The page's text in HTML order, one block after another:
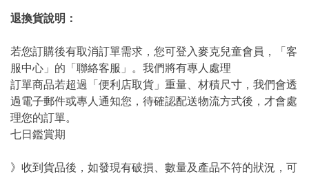
退換貨說明：
若您訂購後有取消訂單需求，您可登入麥克兒童會員，「客
服中心」的「聯絡客服」。我們將有專人處理
訂單商品若超過「便利店取貨」重量、材積尺寸，我們會透
過電子郵件或專人通知您，待確認配送物流方式後，才會處
理您的訂單。
七日鑑賞期
》收到貨品後，如發現有破損、數量及產品不符的狀況，可